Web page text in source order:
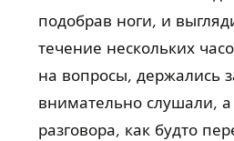
подобрав ноги, и
течение нескольких
на вопросы, держались
внимательно слушали, а
разговора, как будто